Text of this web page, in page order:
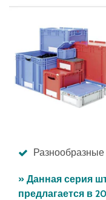
» Данная серия
предлагается в